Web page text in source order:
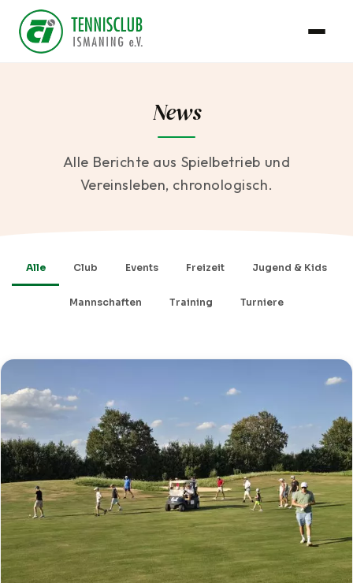
News
Alle Berichte aus Spielbetrieb und
Vereinsleben, chronologisch.
Alle Club Events Freizeit Jugend & Kids
Mannschaften Training Turniere